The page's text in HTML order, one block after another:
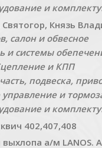
и
Князь
салон и обвесное
и системы
и КПП
подвеска,
управление и
и
402,407,408
а/м LANOS.